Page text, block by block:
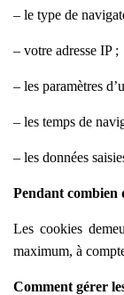
– le type de
– votre adresse IP ;
– les paramètres
– les temps de
– les données
Pendant combien
Les cookies
maximum, à
Comment gérer